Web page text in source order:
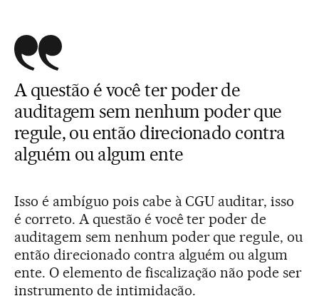
A questão é você ter poder de
auditagem sem nenhum poder que
regule, ou então direcionado contra
alguém ou algum ente
Isso é ambíguo pois cabe à CGU auditar, isso
é correto. A questão é você ter poder de
auditagem sem nenhum poder que regule, ou
então direcionado contra alguém ou algum
ente. O elemento de fiscalização não pode ser
instrumento de intimidação.